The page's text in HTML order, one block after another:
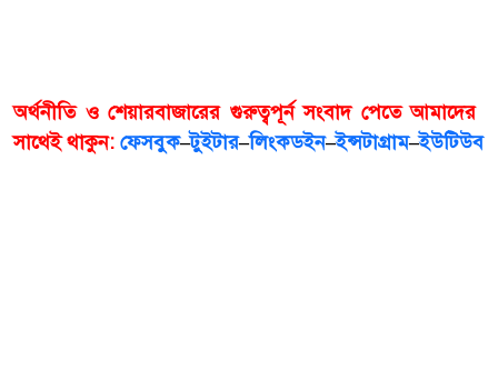
অর্থনীতি ও শেয়ারবাজারের গুরুত্বপূর্ন সংবাদ পেতে আমাদের
সাথেই থাকুন: ফেসবুক–টুইটার–লিংকডইন–ইন্সটাগ্রাম–ইউটিউব